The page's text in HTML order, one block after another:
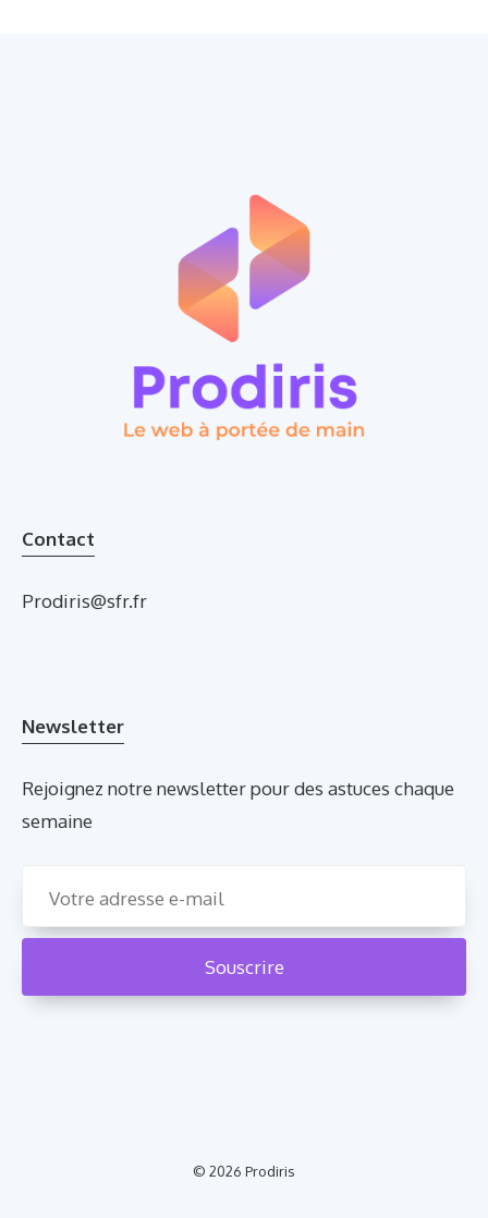
Contact
Prodiris@sfr.fr
Newsletter
Rejoignez notre newsletter pour des astuces chaque
semaine
© 2026 Prodiris